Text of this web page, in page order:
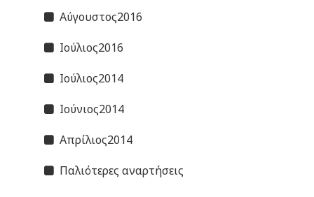
Αύγουστος2016
Ιούλιος2016
Ιούλιος2014
Ιούνιος2014
Απρίλιος2014
Παλιότερες αναρτήσεις